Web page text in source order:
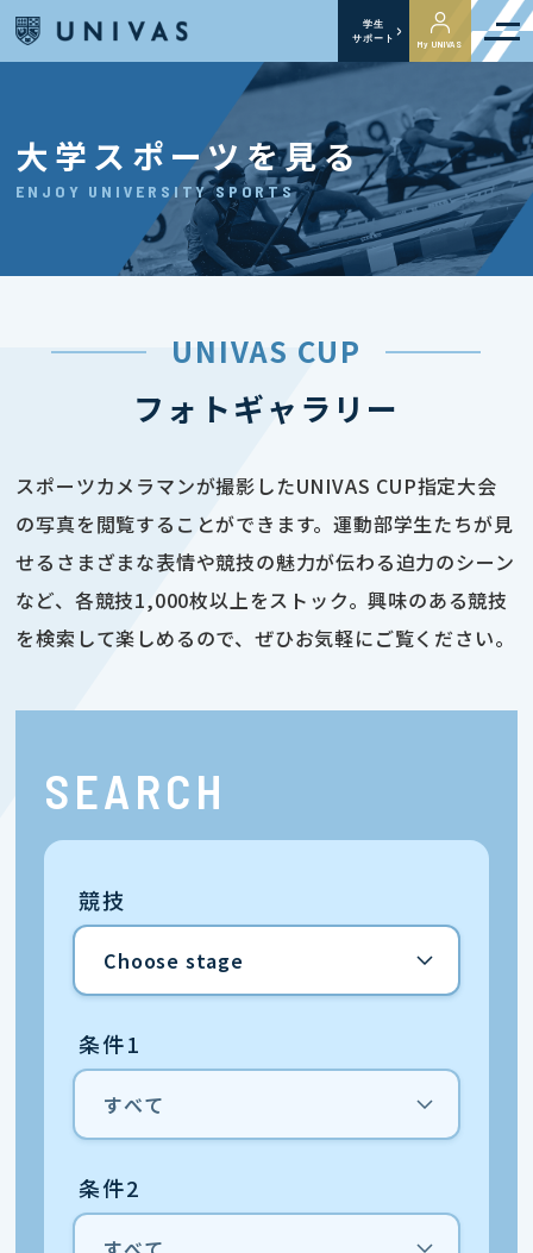
学生
サポート
My UNIVAS
大学スポーツを見る
ENJOY UNIVERSITY SPORTS
UNIVAS CUP
フォトギャラリー
スポーツカメラマンが撮影したUNIVAS CUP指定大会
の写真を閲覧することができます。運動部学生たちが見
せるさまざまな表情や競技の魅力が伝わる迫力のシーン
など、各競技1,000枚以上をストック。興味のある競技
を検索して楽しめるので、ぜひお気軽にご覧ください。
SEARCH
競技
条件1
条件2